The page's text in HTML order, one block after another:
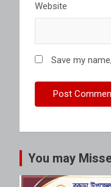
Website
Save my
You may